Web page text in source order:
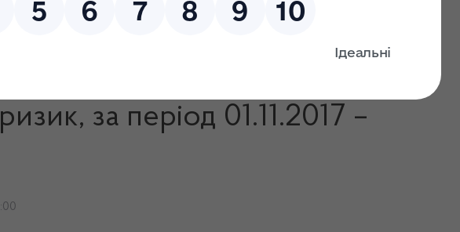
що становить серйозний ризик, за період 01.11.2017 – 31.12.2017
повідомлення про
за період 01.11.2017 –